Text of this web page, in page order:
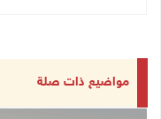
مواضيع ذات صلة